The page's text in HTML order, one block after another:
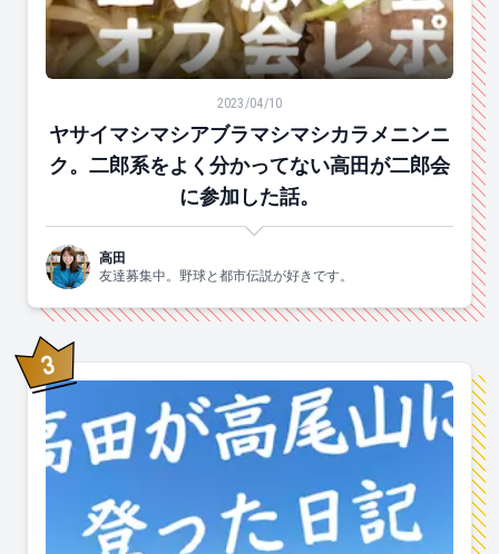
ヤサイマシマシアブラマシマシカラメニンニク。二郎
2023/04/10
ヤサイマシマシアブラマシマシカラメニンニ
ク。二郎系をよく分かってない高田が二郎会
に参加した話。
高田
友達募集中。野球と都市伝説が好きです。
3位